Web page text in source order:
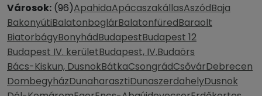
Városok: (96)ApahidaApácaszakállasAszódBaja
BakonyútiBalatonboglárBalatonfüredBaraolt
BiatorbágyBonyhádBudapestBudapest 12
Budapest IV. kerületBudapest, IV.Budaörs
Bács-Kiskun, DusnokBátkaCsongrádCsővárDebrecen
DombegyházDunaharasztiDunaszerdahelyDusnok